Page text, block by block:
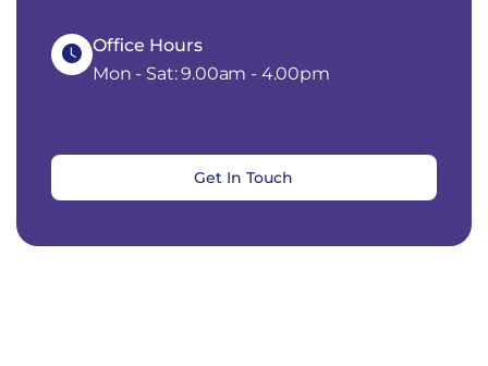
Office Hours
Mon - Sat: 9.00am - 4.00pm